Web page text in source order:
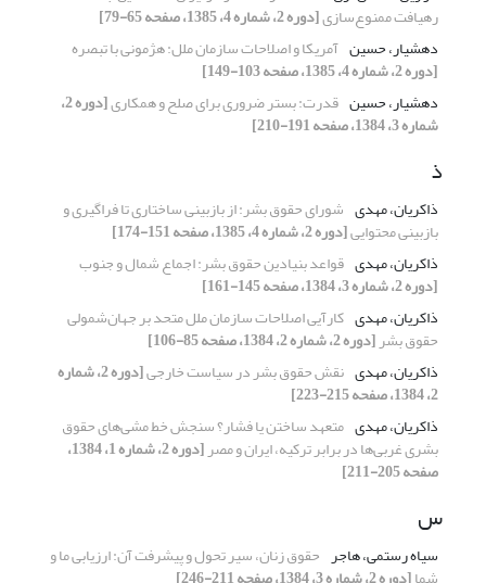
رهیافت ممنوع‌سازی[دوره 2، شماره 4، 1385، صفحه 65-79]
دهشیار، حسین آمریکا و اصلاحات سازمان ملل: هژمونی با تبصره
[دوره 2، شماره 4، 1385، صفحه 103-149]
دهشیار، حسین قدرت: بستر ضروری برای صلح و همکاری [دوره 2،
شماره 3، 1384، صفحه 191-210]
ذ
ذاکریان، مهدی شورای حقوق بشر: از بازبینی ساختاری تا فراگیری و
بازبینی محتوایی[دوره 2، شماره 4، 1385، صفحه 151-174]
ذاکریان، مهدی قواعد بنیادین حقوق بشر: اجماع شمال و جنوب
[دوره 2، شماره 3، 1384، صفحه 145-161]
ذاکریان، مهدی کارآیی اصلاحات سازمان ملل متحد بر جهان‌شمولی
حقوق بشر[دوره 2، شماره 2، 1384، صفحه 85-106]
ذاکریان، مهدی نقش حقوق بشر در سیاست خارجی [دوره 2، شماره
2، 1384، صفحه 215-223]
ذاکریان، مهدی متعهد ساختن یا فشار؟ سنجش خط مشی‌های حقوق
بشری غربی‌ها در برابر ترکیه، ایران و مصر [دوره 2، شماره 1، 1384،
صفحه 205-211]
س
سیاه رستمی، هاجر حقوق زنان، سیر تحول و پیشرفت آن: ارزیابی ما و